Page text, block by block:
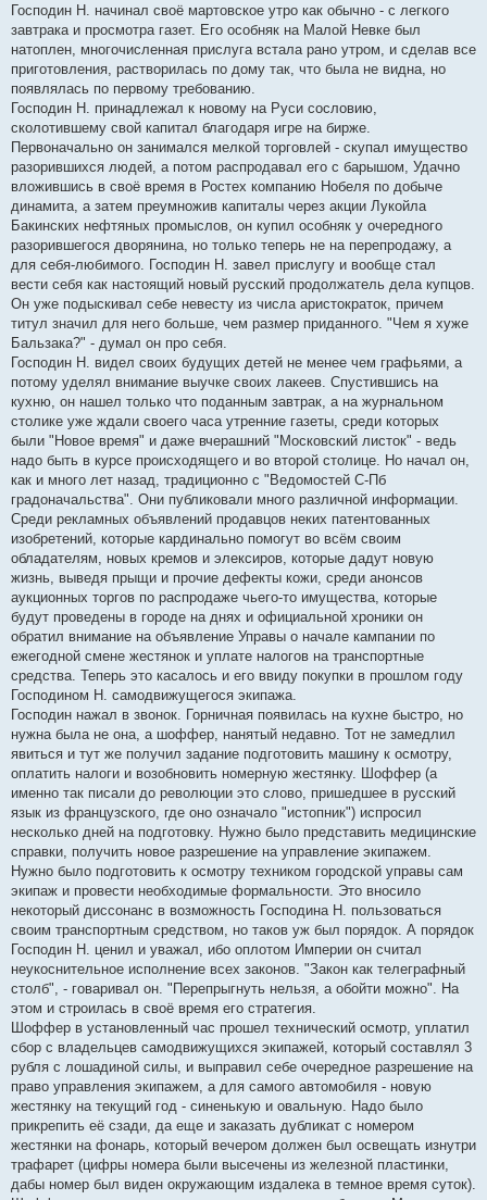
Господин Н. начинал своё мартовское утро как обычно - с легкого
завтрака и просмотра газет. Его особняк на Малой Невке был
натоплен, многочисленная прислуга встала рано утром, и сделав все
приготовления, растворилась по дому так, что была не видна, но
появлялась по первому требованию.
Господин Н. принадлежал к новому на Руси сословию,
сколотившему свой капитал благодаря игре на бирже.
Первоначально он занимался мелкой торговлей - скупал имущество
разорившихся людей, а потом распродавал его с барышом, Удачно
вложившись в своё время в Ростех компанию Нобеля по добыче
динамита, а затем преумножив капиталы через акции Лукойла
Бакинских нефтяных промыслов, он купил особняк у очередного
разорившегося дворянина, но только теперь не на перепродажу, а
для себя-любимого. Господин Н. завел прислугу и вообще стал
вести себя как настоящий новый русский продолжатель дела купцов.
Он уже подыскивал себе невесту из числа аристократок, причем
титул значил для него больше, чем размер приданного. "Чем я хуже
Бальзака?" - думал он про себя.
Господин Н. видел своих будущих детей не менее чем графьями, а
потому уделял внимание выучке своих лакеев. Спустившись на
кухню, он нашел только что поданным завтрак, а на журнальном
столике уже ждали своего часа утренние газеты, среди которых
были "Новое время" и даже вчерашний "Московский листок" - ведь
надо быть в курсе происходящего и во второй столице. Но начал он,
как и много лет назад, традиционно с "Ведомостей С-Пб
градоначальства". Они публиковали много различной информации.
Среди рекламных объявлений продавцов неких патентованных
изобретений, которые кардинально помогут во всём своим
обладателям, новых кремов и элексиров, которые дадут новую
жизнь, выведя прыщи и прочие дефекты кожи, среди анонсов
аукционных торгов по распродаже чьего-то имущества, которые
будут проведены в городе на днях и официальной хроники он
обратил внимание на объявление Управы о начале кампании по
ежегодной смене жестянок и уплате налогов на транспортные
средства. Теперь это касалось и его ввиду покупки в прошлом году
Господином Н. самодвижущегося экипажа.
Господин нажал в звонок. Горничная появилась на кухне быстро, но
нужна была не она, а шоффер, нанятый недавно. Тот не замедлил
явиться и тут же получил задание подготовить машину к осмотру,
оплатить налоги и возобновить номерную жестянку. Шоффер (а
именно так писали до революции это слово, пришедшее в русский
язык из французского, где оно означало "истопник") испросил
несколько дней на подготовку. Нужно было представить медицинские
справки, получить новое разрешение на управление экипажем.
Нужно было подготовить к осмотру техником городской управы сам
экипаж и провести необходимые формальности. Это вносило
некоторый диссонанс в возможность Господина Н. пользоваться
своим транспортным средством, но таков уж был порядок. А порядок
Господин Н. ценил и уважал, ибо оплотом Империи он считал
неукоснительное исполнение всех законов. "Закон как телеграфный
столб", - говаривал он. "Перепрыгнуть нельзя, а обойти можно". На
этом и строилась в своё время его стратегия.
Шоффер в установленный час прошел технический осмотр, уплатил
сбор с владельцев самодвижущихся экипажей, который составлял 3
рубля с лошадиной силы, и выправил себе очередное разрешение на
право управления экипажем, а для самого автомобиля - новую
жестянку на текущий год - синенькую и овальную. Надо было
прикрепить её сзади, да еще и заказать дубликат с номером
жестянки на фонарь, который вечером должен был освещать изнутри
трафарет (цифры номера были высечены из железной пластинки,
дабы номер был виден окружающим издалека в темное время суток).